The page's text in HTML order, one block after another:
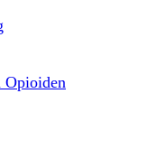
Opioiden